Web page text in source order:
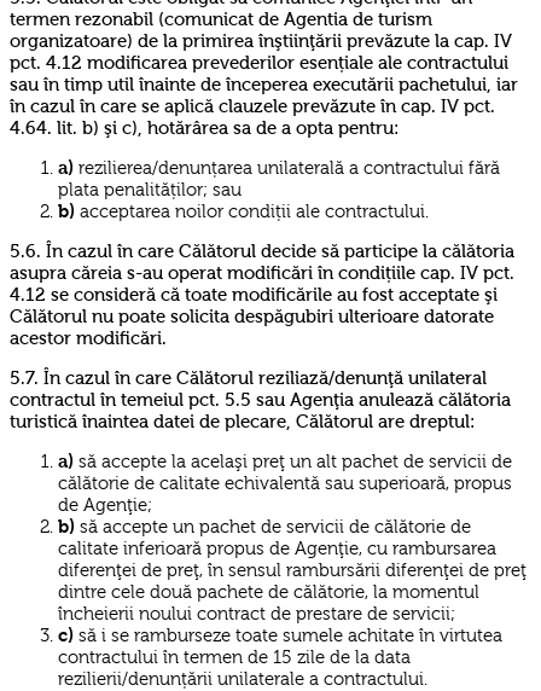
termen rezonabil (comunicat de Agentia de turism
organizatoare) de la primirea înştiinţării prevăzute la cap. IV
pct. 4.12 modificarea prevederilor esențiale ale contractului
sau în timp util înainte de începerea executării pachetului, iar
în cazul în care se aplică clauzele prevăzute în cap. IV pct.
4.64. lit. b) şi c), hotărârea sa de a opta pentru:
a) rezilierea/denunțarea unilaterală a contractului fără
plata penalităților; sau
b) acceptarea noilor condiții ale contractului.
5.6. În cazul în care Călătorul decide să participe la călătoria
asupra căreia s-au operat modificări în condițiile cap. IV pct.
4.12 se consideră că toate modificările au fost acceptate şi
Călătorul nu poate solicita despăgubiri ulterioare datorate
acestor modificări.
5.7. În cazul în care Călătorul reziliază/denunţă unilateral
contractul în temeiul pct. 5.5 sau Agenţia anulează călătoria
turistică înaintea datei de plecare, Călătorul are dreptul:
a) să accepte la acelaşi preţ un alt pachet de servicii de
călătorie de calitate echivalentă sau superioară, propus
de Agenţie;
b) să accepte un pachet de servicii de călătorie de
calitate inferioară propus de Agenţie, cu rambursarea
diferenţei de preţ, în sensul rambursării diferenţei de preţ
dintre cele două pachete de călătorie, la momentul
încheierii noului contract de prestare de servicii;
c) să i se ramburseze toate sumele achitate în virtutea
contractului în termen de 15 zile de la data
rezilierii/denunțării unilaterale a contractului.